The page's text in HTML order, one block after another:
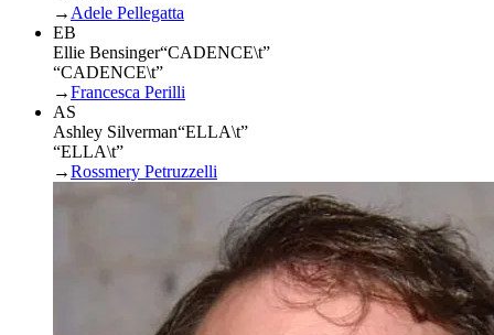
→ Adele Pellegatta
EB
Ellie Bensinger“CADENCE\t”
“CADENCE\t”
→Francesca Perilli
AS
Ashley Silverman“ELLA\t”
“ELLA\t”
→Rossmery Petruzzelli